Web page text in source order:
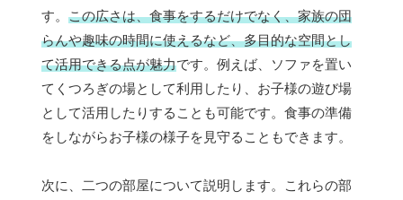
す。 この広さは、食事をするだけでなく、家族の団
らんや趣味の時間に使えるなど、多目的な空間とし
て活用できる点が魅力です。例えば、ソファを置い
てくつろぎの場として利用したり、お子様の遊び場
として活用したりすることも可能です。食事の準備
をしながらお子様の様子を見守ることもできます。
次に、二つの部屋について説明します。これらの部